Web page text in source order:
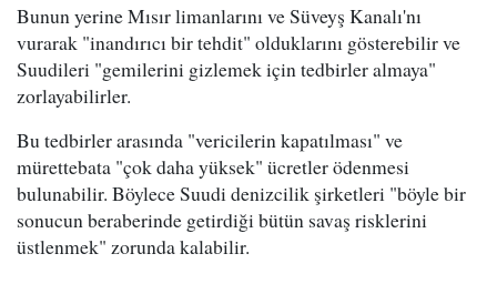
Bunun yerine Mısır limanlarını ve Süveyş Kanalı'nı
vurarak "inandırıcı bir tehdit" olduklarını gösterebilir ve
Suudileri "gemilerini gizlemek için tedbirler almaya"
zorlayabilirler.
Bu tedbirler arasında "vericilerin kapatılması" ve
mürettebata "çok daha yüksek" ücretler ödenmesi
bulunabilir. Böylece Suudi denizcilik şirketleri "böyle bir
sonucun beraberinde getirdiği bütün savaş risklerini
üstlenmek" zorunda kalabilir.